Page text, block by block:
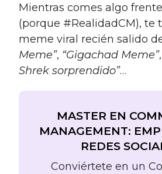
Mientras comes algo
(porque #RealidadCM), te
meme viral recién salido
Meme”, “Gigachad Meme”,
Shrek sorprendido”…
MASTER EN
MANAGEMENT:
REDES
Conviértete en un